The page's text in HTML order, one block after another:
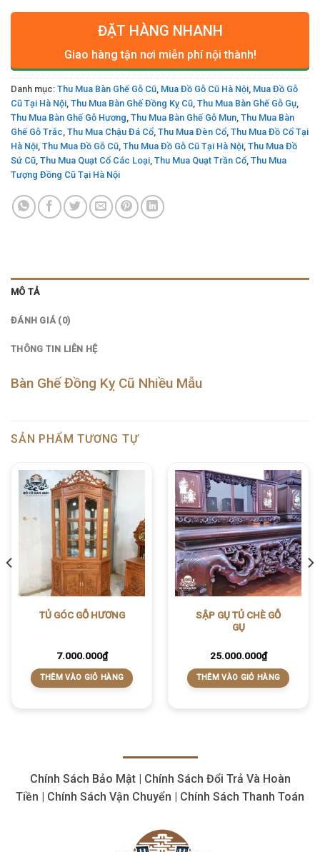
ĐẶT HÀNG NHANH
Giao hàng tận nơi miễn phí nội thành!
Danh mục: Thu Mua Bàn Ghế Gỗ Cũ, Mua Đồ Gỗ Cũ Hà Nội, Mua Đồ Gỗ
Cũ Tại Hà Nội, Thu Mua Bàn Ghế Đồng Kỵ Cũ, Thu Mua Bàn Ghế Gỗ Gụ,
Thu Mua Bàn Ghế Gỗ Hương, Thu Mua Bàn Ghế Gỗ Mun, Thu Mua Bàn
Ghế Gỗ Trắc, Thu Mua Chậu Đá Cổ, Thu Mua Đèn Cổ, Thu Mua Đồ Cổ Tại
Hà Nội, Thu Mua Đồ Gỗ Cũ, Thu Mua Đồ Gỗ Cũ Tại Hà Nội, Thu Mua Đồ
Sứ Cũ, Thu Mua Quạt Cổ Các Loại, Thu Mua Quạt Trần Cổ, Thu Mua
Tượng Đồng Cũ Tại Hà Nội
MÔ TẢ
ĐÁNH GIÁ (0)
THÔNG TIN LIÊN HỆ
Bàn Ghế Đồng Kỵ Cũ Nhiều Mẫu
SẢN PHẨM TƯƠNG TỰ
TỦ GÓC GỖ HƯƠNG
7.000.000₫
THÊM VÀO GIỎ HÀNG
SẬP GỤ TỦ CHÈ GỖ
GỤ
25.000.000₫
THÊM VÀO GIỎ HÀNG
Chính Sách Bảo Mật | Chính Sách Đổi Trả Và Hoàn
Tiền | Chính Sách Vận Chuyển | Chính Sách Thanh Toán